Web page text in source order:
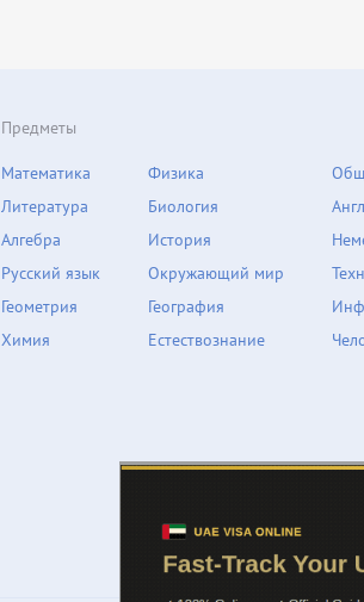
Предметы
Математика
Литература
Алгебра
Русский язык
Геометрия
Химия
Физика
Биология
История
Окружающий мир
География
Естествознание